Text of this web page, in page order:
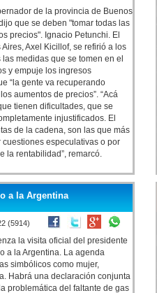
de la provincia de Buenos
que se deben "tomar todas las
precios". Ignacio Petunchi. El
Axel Kicillof, se refirió a los
medidas que se tomen en el
y empuje los ingresos
“la gente va recuperando
aumentos de precios”. “Acá
tienen dificultades, que se
injustificados. El
de la cadena, son las que más
especulativas o por
la rentabilidad”, remarcó.
a la Argentina
(5914)
la visita oficial del presidente
a la Argentina. La agenda
simbólicos como mujer,
Habrá una declaración conjunta
problemática del faltante de gas